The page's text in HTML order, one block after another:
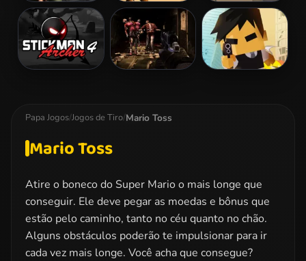
Tower Defense
vs Monsters
Captain War:
Zombie Killer
Shadow
Archers
Papa Jogos/Jogos de Tiro/Mario Toss
Mario Toss
Atire o boneco do Super Mario o mais longe que
conseguir. Ele deve pegar as moedas e bônus que
estão pelo caminho, tanto no céu quanto no chão.
Alguns obstáculos poderão te impulsionar para ir
cada vez mais longe. Você acha que consegue?